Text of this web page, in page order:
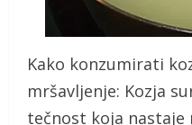
Kako konzumirati
mršavljenje: Kozja
tečnost koja